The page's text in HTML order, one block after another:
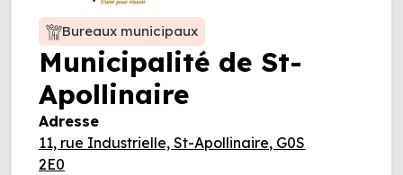
Municipalité de St-
Apollinaire
Bureaux municipaux
Adresse
11, rue Industrielle, St-Apollinaire, G0S
2E0